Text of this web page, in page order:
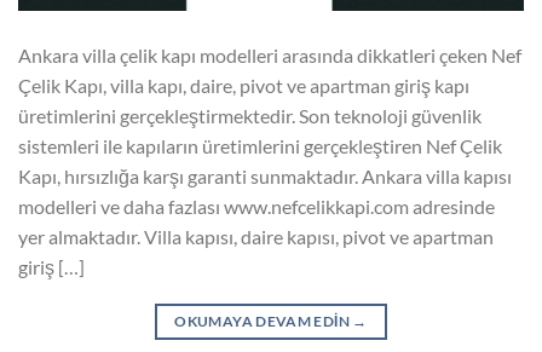
Ankara villa çelik kapı modelleri arasında dikkatleri çeken Nef
Çelik Kapı, villa kapı, daire, pivot ve apartman giriş kapı
üretimlerini gerçekleştirmektedir. Son teknoloji güvenlik
sistemleri ile kapıların üretimlerini gerçekleştiren Nef Çelik
Kapı, hırsızlığa karşı garanti sunmaktadır. Ankara villa kapısı
modelleri ve daha fazlası www.nefcelikkapi.com adresinde
yer almaktadır. Villa kapısı, daire kapısı, pivot ve apartman
giriş […]
OKUMAYA DEVAM EDIN →